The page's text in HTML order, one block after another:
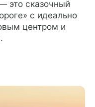
это сказочный
с идеально
центром и